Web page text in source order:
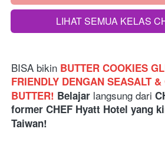
`LIHAT SEMUA KELAS
BISA bikin BUTTER COOKIES
FRIENDLY DENGAN SEASALT
BUTTER! Belajar langsung dari
former CHEF Hyatt Hotel yang
Taiwan!